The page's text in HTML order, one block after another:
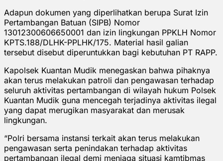
Adapun dokumen yang diperlihatkan berupa Surat Izin
Pertambangan Batuan (SIPB) Nomor
13012300606650001 dan izin lingkungan PPKLH Nomor
KPTS.188/DLHK-PPLHK/175. Material hasil galian
tersebut disebut diperuntukkan bagi kebutuhan PT RAPP.
Kapolsek Kuantan Mudik menegaskan bahwa pihaknya
akan terus melakukan patroli dan pengawasan terhadap
seluruh aktivitas pertambangan di wilayah hukum Polsek
Kuantan Mudik guna mencegah terjadinya aktivitas ilegal
yang dapat merugikan masyarakat dan merusak
lingkungan.
“Polri bersama instansi terkait akan terus melakukan
pengawasan serta penindakan terhadap aktivitas
pertambangan ilegal demi menjaga situasi kamtibmas